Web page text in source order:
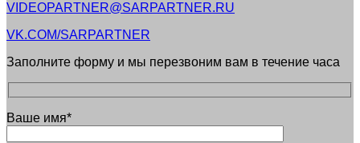
VIDEOPARTNER@SARPARTNER.RU
VK.COM/SARPARTNER
Заполните форму и мы перезвоним вам в течение часа
Ваше имя*